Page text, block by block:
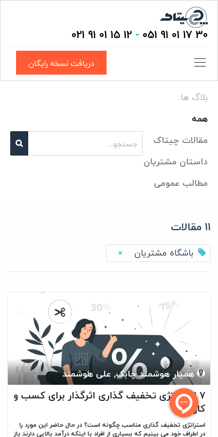
30 17 01 91 051
-
12 15 01 91 021
دریافت نسخه رایگان
بلاگ ها:
همه
مقالات چیتاک
داستان مشتریان
مطالب عمومی
11 مقالات
باشگاه مشتریان ×
همیار هوشمند چابک, علی هوشمند
۷ استراتژی تخفیف گذاری اثرگذار برای کسب و
کارها
استراتژی تخفیف گذاری مناسب چگونه است؟ در حال حاضر این مورد را
در اطراف خود می بینیم که بسیاری از افراد با اینکه درآمد بالایی دارند باز